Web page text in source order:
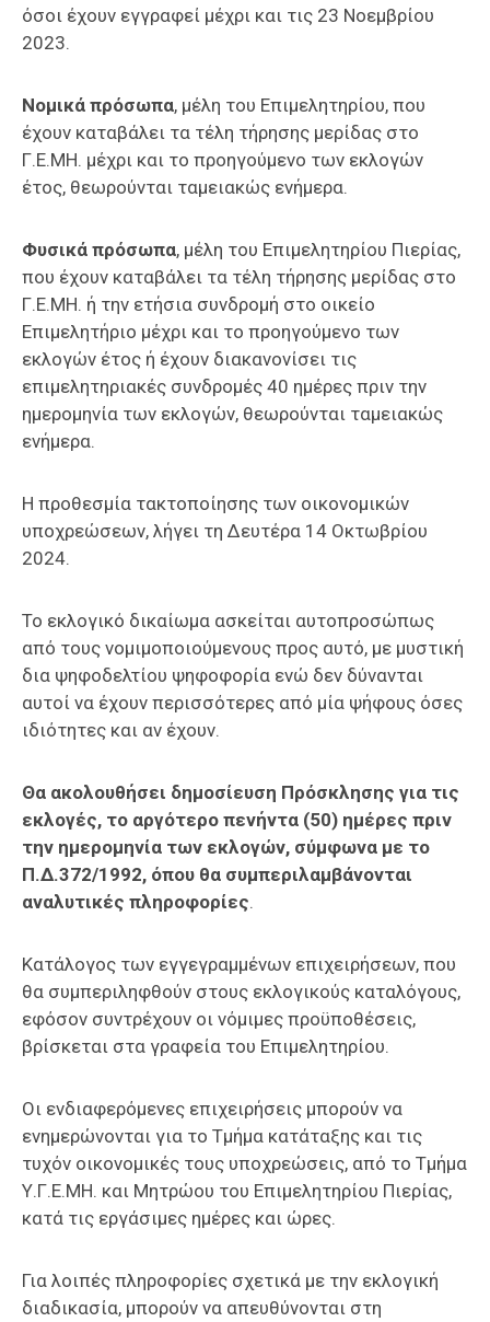
όσοι έχουν εγγραφεί μέχρι και τις 23 Νοεμβρίου
2023.
Νομικά πρόσωπα, μέλη του Επιμελητηρίου, που
έχουν καταβάλει τα τέλη τήρησης μερίδας στο
Γ.Ε.ΜΗ. μέχρι και το προηγούμενο των εκλογών
έτος, θεωρούνται ταμειακώς ενήμερα.
Φυσικά πρόσωπα, μέλη του Επιμελητηρίου Πιερίας,
που έχουν καταβάλει τα τέλη τήρησης μερίδας στο
Γ.Ε.ΜΗ. ή την ετήσια συνδρομή στο οικείο
Επιμελητήριο μέχρι και το προηγούμενο των
εκλογών έτος ή έχουν διακανονίσει τις
επιμελητηριακές συνδρομές 40 ημέρες πριν την
ημερομηνία των εκλογών, θεωρούνται ταμειακώς
ενήμερα.
Η προθεσμία τακτοποίησης των οικονομικών
υποχρεώσεων, λήγει τη Δευτέρα 14 Οκτωβρίου
2024.
Το εκλογικό δικαίωμα ασκείται αυτοπροσώπως
από τους νομιμοποιούμενους προς αυτό, με μυστική
δια ψηφοδελτίου ψηφοφορία ενώ δεν δύνανται
αυτοί να έχουν περισσότερες από μία ψήφους όσες
ιδιότητες και αν έχουν.
Θα ακολουθήσει δημοσίευση Πρόσκλησης για τις
εκλογές, το αργότερο πενήντα (50) ημέρες πριν
την ημερομηνία των εκλογών, σύμφωνα με το
Π.Δ.372/1992, όπου θα συμπεριλαμβάνονται
αναλυτικές πληροφορίες.
Κατάλογος των εγγεγραμμένων επιχειρήσεων, που
θα συμπεριληφθούν στους εκλογικούς καταλόγους,
εφόσον συντρέχουν οι νόμιμες προϋποθέσεις,
βρίσκεται στα γραφεία του Επιμελητηρίου.
Οι ενδιαφερόμενες επιχειρήσεις μπορούν να
ενημερώνονται για το Τμήμα κατάταξης και τις
τυχόν οικονομικές τους υποχρεώσεις, από το Τμήμα
Υ.Γ.Ε.ΜΗ. και Μητρώου του Επιμελητηρίου Πιερίας,
κατά τις εργάσιμες ημέρες και ώρες.
Για λοιπές πληροφορίες σχετικά με την εκλογική
διαδικασία, μπορούν να απευθύνονται στη